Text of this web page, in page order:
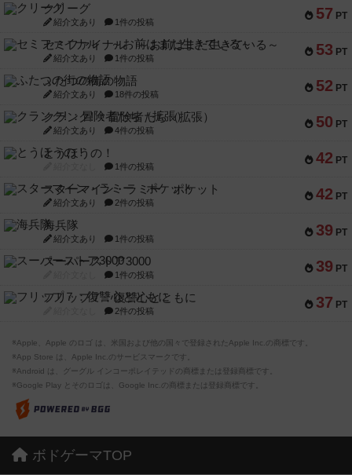
57 PT
クリーグ
紹介文あり 1件の投稿
53 PT
セミファイナル ～お前はまだ生きている～
紹介文あり 1件の投稿
52 PT
ふたつの街の物語
紹介文あり 18件の投稿
50 PT
クランク! ：冒険者たち（拡張）
紹介文あり 4件の投稿
42 PT
とうほうの！
1件の投稿
42 PT
スターマイン・ラミー ポケット
紹介文あり 2件の投稿
39 PT
海兵隊
紹介文あり 1件の投稿
39 PT
スーパーストア3000
1件の投稿
37 PT
フリップ７：復讐心とともに
2件の投稿
※Apple、Apple のロゴ は、米国および他の国々で登録されたApple Inc.の商標です。
※App Store は、Apple Inc.のサービスマークです。
※Android は、グーグル インコーポレイテッドの商標または登録商標です。
※Google Play とそのロゴは、Google Inc.の商標または登録商標です。
ボドゲーマTOP